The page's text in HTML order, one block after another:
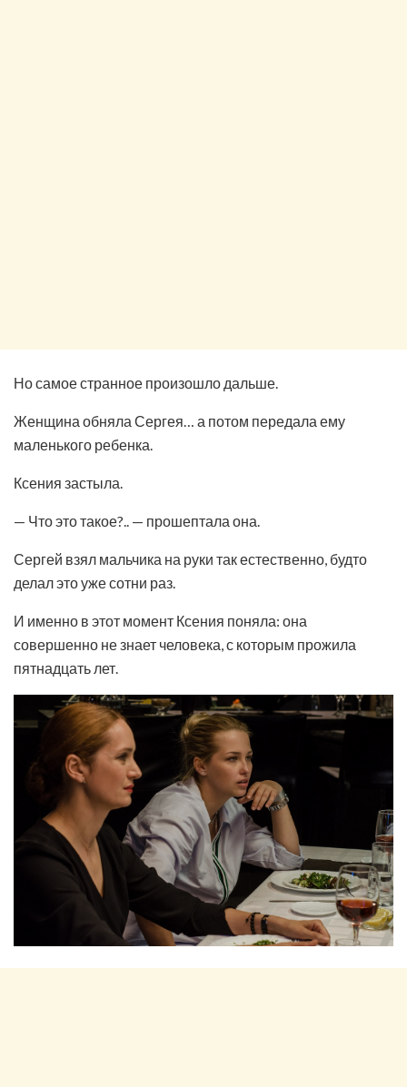
Но самое странное произошло дальше.
Женщина обняла Сергея… а потом передала ему
маленького ребенка.
Ксения застыла.
— Что это такое?.. — прошептала она.
Сергей взял мальчика на руки так естественно, будто
делал это уже сотни раз.
И именно в этот момент Ксения поняла: она
совершенно не знает человека, с которым прожила
пятнадцать лет.